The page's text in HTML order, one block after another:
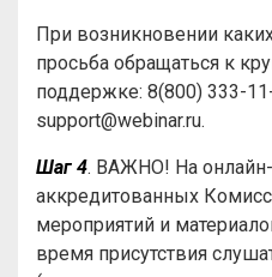
При возникновении
просьба обращаться к
поддержке: 8(800) 333-
support@webinar.ru.
Шаг 4. ВАЖНО! На
аккредитованных
мероприятий и
время присутствия